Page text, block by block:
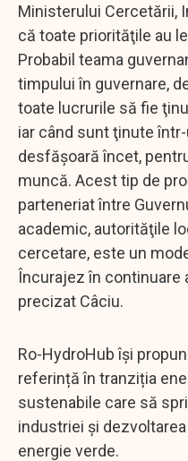
Ministerului Cercetării,
că toate priorităţile au
Probabil teama
timpului în guvernare,
toate lucrurile să fie
iar când sunt ţinute
desfăşoară încet,
muncă. Acest tip de
parteneriat între
academic, autorităţile
cercetare, este un
Încurajez în continuare
precizat Câciu.
Ro-HydroHub își
referință în tranziția
sustenabile care să
industriei și
energie verde.